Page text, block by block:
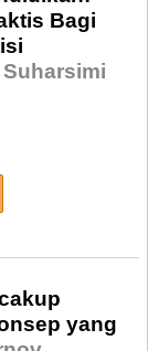
Bagi
Suharsimi
yang